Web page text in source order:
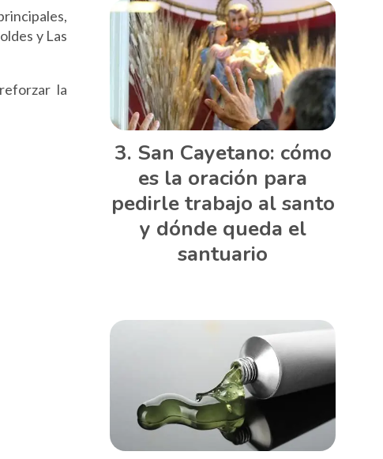
y Las
la
San Cayetano: cómo
es la oración para
pedirle trabajo al santo
y dónde queda el
santuario